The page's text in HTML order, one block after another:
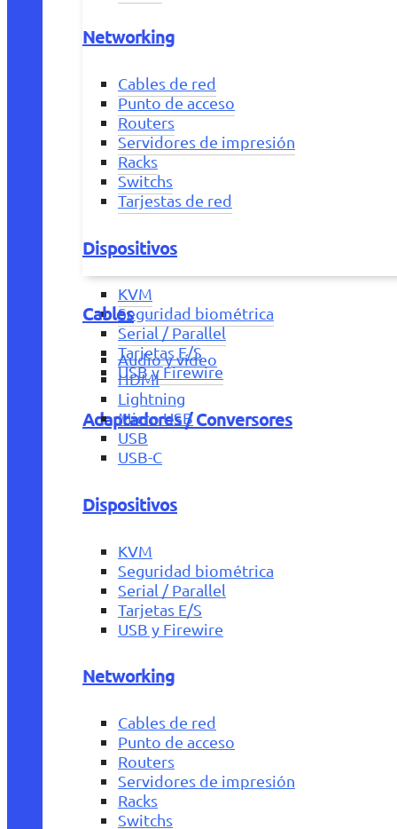
Networking
Cables de red
Punto de acceso
Routers
Servidores de impresión
Racks
Switchs
Tarjestas de red
Dispositivos
KVM
Seguridad biométrica
Serial / Parallel
Tarjetas E/S
USB y Firewire
Adaptadores / Conversores
Cables
Audio y vídeo
HDMI
Lightning
Micro USB
USB
USB-C
Dispositivos
KVM
Seguridad biométrica
Serial / Parallel
Tarjetas E/S
USB y Firewire
Networking
Cables de red
Punto de acceso
Routers
Servidores de impresión
Racks
Switchs